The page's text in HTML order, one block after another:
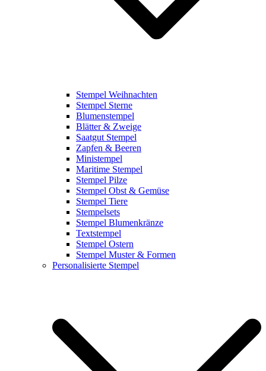
Stempel Weihnachten
Stempel Sterne
Blumenstempel
Blätter & Zweige
Saatgut Stempel
Zapfen & Beeren
Ministempel
Maritime Stempel
Stempel Pilze
Stempel Obst & Gemüse
Stempel Tiere
Stempelsets
Stempel Blumenkränze
Textstempel
Stempel Ostern
Stempel Muster & Formen
Personalisierte Stempel